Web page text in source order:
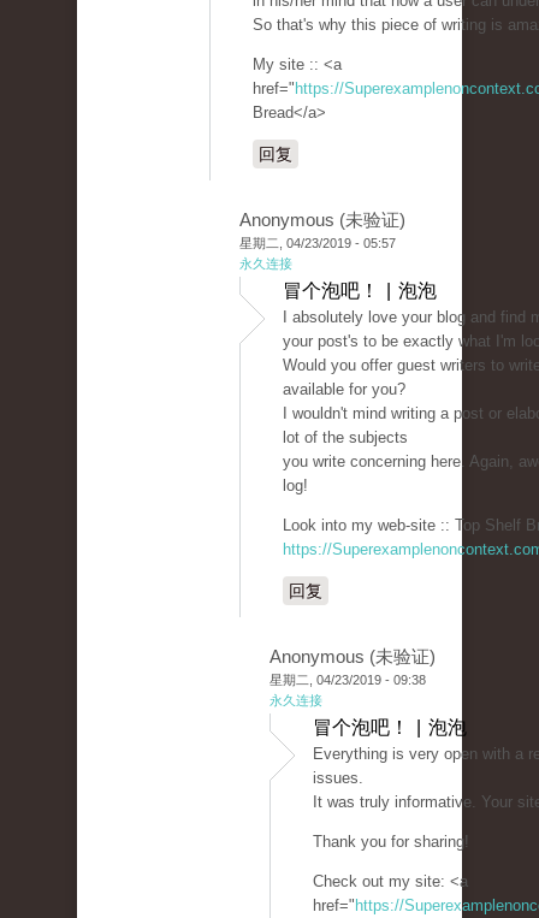
So that's why this piece of writing is
My site :: <a
href=" https://
Bread</a>
回复
Anonymous (未验证)
星期二, 04/23/2019 - 05:57
永久连接
冒个泡吧！ | 泡泡
I absolutely love your blog and find
your post's to be exactly what I'm
Would you offer guest writers to
available for you?
I wouldn't mind writing a post or
lot of the subjects
you write concerning here. Again,
log!
Look into my web-site :: Top Shelf
https://
回复
Anonymous (未验证)
星期二, 04/23/2019 - 09:38
永久连接
冒个泡吧！ | 泡泡
Everything is very open with a
issues.
It was truly informative. Your
Thank you for sharing!
Check out my site: <a
href=" https://